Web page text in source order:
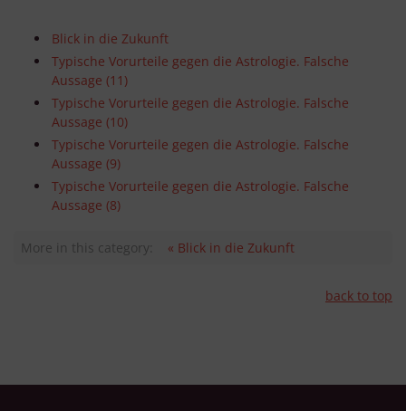
Blick in die Zukunft
Typische Vorurteile gegen die Astrologie. Falsche
Aussage (11)
Typische Vorurteile gegen die Astrologie. Falsche
Aussage (10)
Typische Vorurteile gegen die Astrologie. Falsche
Aussage (9)
Typische Vorurteile gegen die Astrologie. Falsche
Aussage (8)
More in this category: « Blick in die Zukunft
back to top